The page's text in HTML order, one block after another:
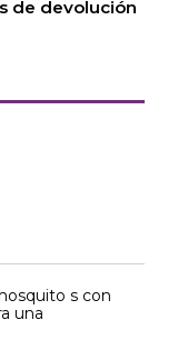
de devolución
s con
una